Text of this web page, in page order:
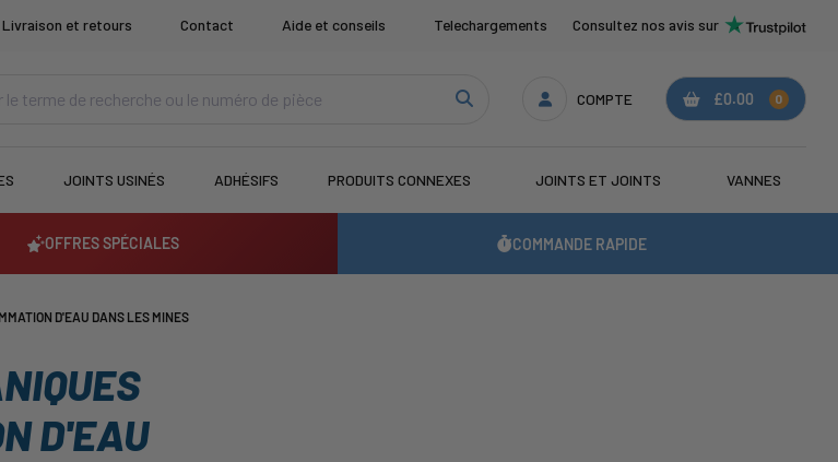
Livraison et retours Contact Aide et conseils Telechargements Consultez nos avis sur
COMPTE £0.00 0
JOINTS USINÉS ADHÉSIFS PRODUITS CONNEXES JOINTS ET JOINTS VANNES
OFFRES SPÉCIALES COMMANDE RAPIDE
D'EAU DANS LES MINES
D'EAU